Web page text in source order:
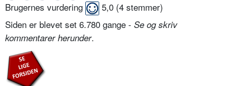
Brugernes vurdering 5,0 (4 stemmer)
Siden er blevet set 6.780 gange - Se og skriv
kommentarer herunder.